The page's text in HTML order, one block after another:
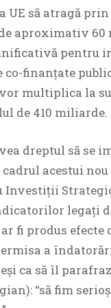
UE să atragă prin
aproximativ
pentru
co-finanțate
multiplica la
de 410 miliarde.
dreptul să se
acestui nou
legați
fi produs efecte
a
ca să îl
“să fim